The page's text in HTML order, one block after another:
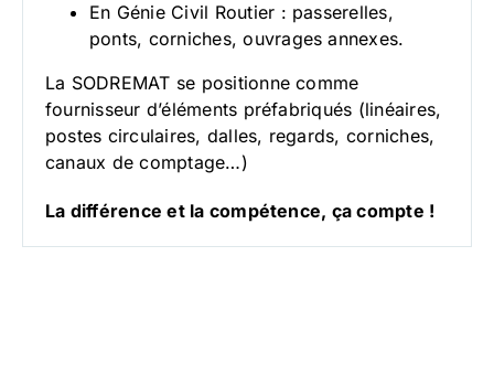
En Génie Civil Routier : passerelles,
ponts, corniches, ouvrages annexes.
La SODREMAT se positionne comme
fournisseur d’éléments préfabriqués (linéaires,
postes circulaires, dalles, regards, corniches,
canaux de comptage…)
La différence et la compétence, ça compte !